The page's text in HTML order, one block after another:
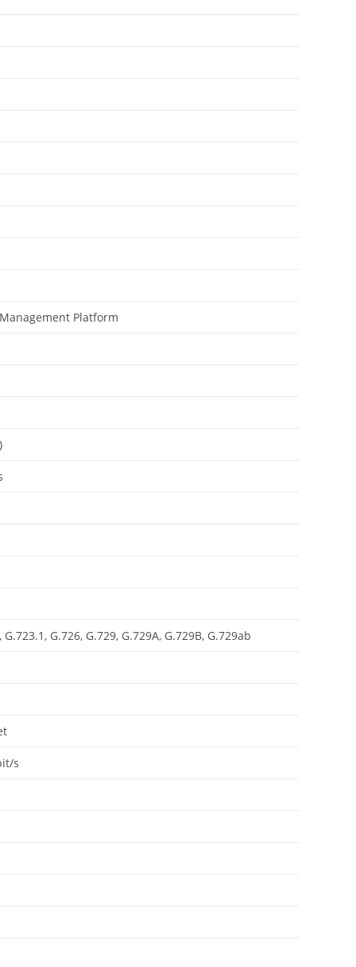
Platform
G.726, G.729, G.729A, G.729B, G.729ab
s